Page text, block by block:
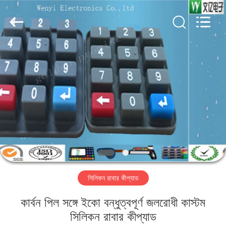
বাড়ি
পণ্য
আমাদের
সম্পর্কে
কারখানা
Jinyuanhang
Electronic
Technology
Co.,
Ltd.
All
Rights
Reserved.
সিলিকন রাবার কীপ্যাড
কার্বন পিল সঙ্গে ইকো বন্ধুত্বপূর্ণ জলরোধী কাস্টম
সিলিকন রাবার কীপ্যাড